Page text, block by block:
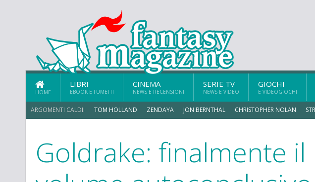
HOME
LIBRI
EBOOK E FUMETTI
CINEMA
NEWS E RECENSIONI
SERIE TV
NEWS E VIDEO
GIOCHI
E VIDEOGIOCHI
ARGOMENTI CALDI: TOM HOLLAND ZENDAYA JON BERNTHAL CHRISTOPHER NOLAN
Goldrake: finalmente il